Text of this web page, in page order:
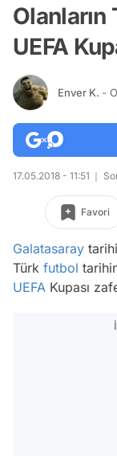
Olanların
UEFA
Enver K. -
17.05.2018 - 11:51
Favori
Galatasaray
Türk futbol
UEFA Kupası